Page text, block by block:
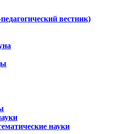
вестник)
науки